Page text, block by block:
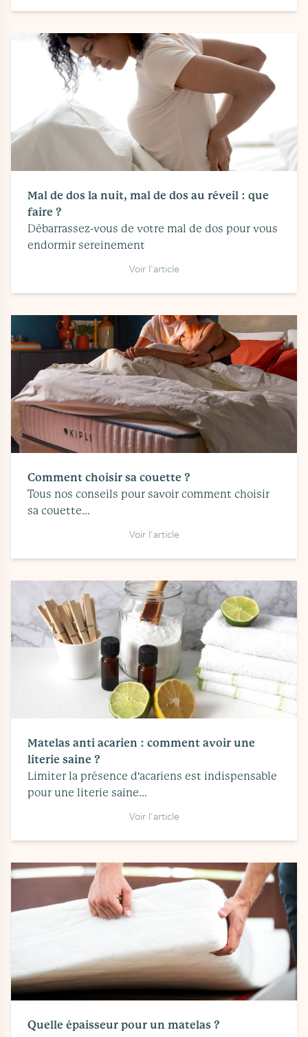
Mal de dos la nuit, mal de dos au réveil : que
faire ?
Débarrassez-vous de votre mal de dos pour vous
endormir sereinement
Voir l'article
Comment choisir sa couette ?
Tous nos conseils pour savoir comment choisir
sa couette...
Voir l'article
Matelas anti acarien : comment avoir une
literie saine ?
Limiter la présence d'acariens est indispensable
pour une literie saine...
Voir l'article
Quelle épaisseur pour un matelas ?